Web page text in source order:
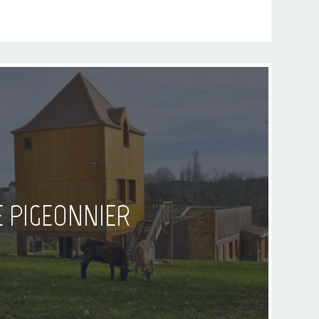
PIGEONNIER